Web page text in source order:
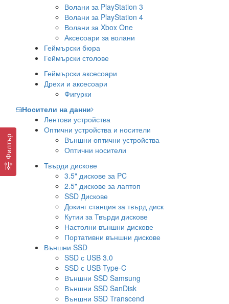
Волани за PlayStation 3
Волани за PlayStation 4
Волани за Xbox One
Аксесоари за волани
Геймърски бюра
Геймърски столове
Геймърски аксесоари
Дрехи и аксесоари
Фигурки
Носители на данни
Лентови устройства
Оптични устройства и носители
Външни оптични устройства
Оптични носители
Твърди дискове
3.5" дискове за PC
2.5" дискове за лаптоп
SSD Дискове
Докинг станция за твърд диск
Кутии за Твърди дискове
Настолни външни дискове
Портативни външни дискове
Външни SSD
SSD с USB 3.0
SSD с USB Type-C
Външни SSD Samsung
Външни SSD SanDisk
Външни SSD Transcend
Филтър